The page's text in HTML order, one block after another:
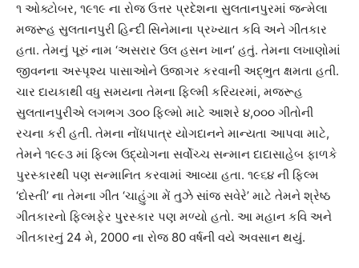
૧ ઓક્ટોબર, ૧૯૧૯ ના રોજ ઉત્તર પ્રદેશના સુલતાનપુરમાં જન્મેલા
મજરૂહ સુલતાનપુરી હિન્દી સિનેમાના પ્રખ્યાત કવિ અને ગીતકાર
હતા. તેમનું પૂરું નામ ‘અસરાર ઉલ હસન ખાન’ હતું. તેમના લખાણોમાં
જીવનના અસ્પૃશ્ય પાસાઓને ઉજાગર કરવાની અદ્ભુત ક્ષમતા હતી.
ચાર દાયકાથી વધુ સમયના તેમના ફિલ્મી કરિયરમાં, મજરૂહ
સુલતાનપુરીએ લગભગ ૩૦૦ ફિલ્મો માટે આશરે ૪,૦૦૦ ગીતોની
રચના કરી હતી. તેમના નોંધપાત્ર યોગદાનને માન્યતા આપવા માટે,
તેમને ૧૯૯૩ માં ફિલ્મ ઉદ્યોગના સર્વોચ્ચ સન્માન દાદાસાહેબ ફાળકે
પુરસ્કારથી પણ સન્માનિત કરવામાં આવ્યા હતા. ૧૯૬૪ ની ફિલ્મ
‘દોસ્તી’ ના તેમના ગીત ‘ચાહુંગા મેં તુઝે સાંજ સવેરે’ માટે તેમને શ્રેષ્ઠ
ગીતકારનો ફિલ્મફેર પુરસ્કાર પણ મળ્યો હતો. આ મહાન કવિ અને
ગીતકારનું 24 મે, 2000 ના રોજ 80 વર્ષની વયે અવસાન થયું.